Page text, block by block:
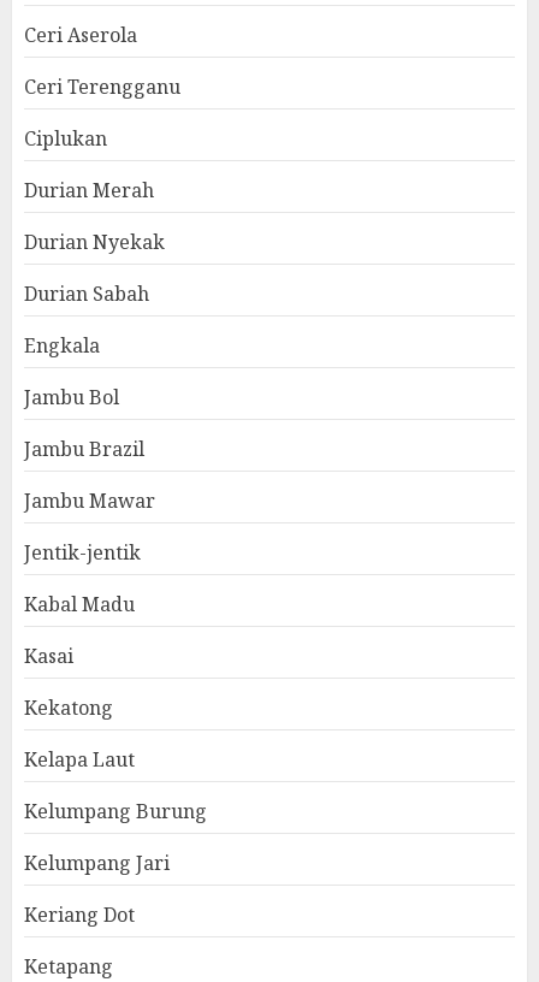
Ceri Aserola
Ceri Terengganu
Ciplukan
Durian Merah
Durian Nyekak
Durian Sabah
Engkala
Jambu Bol
Jambu Brazil
Jambu Mawar
Jentik-jentik
Kabal Madu
Kasai
Kekatong
Kelapa Laut
Kelumpang Burung
Kelumpang Jari
Keriang Dot
Ketapang